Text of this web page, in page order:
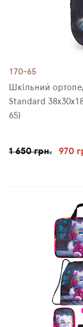
170-65
Шкільний
Standard
65)
1 650 грн. 970